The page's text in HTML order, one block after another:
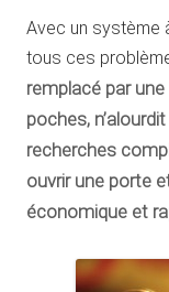
Avec un système
tous ces
remplacé par une
poches,
recherches
ouvrir une porte
économique et